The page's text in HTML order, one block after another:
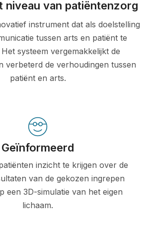
niveau van patiëntenzorg
instrument dat als doelstelling
tussen arts en patiënt te
systeem vergemakkelijkt de
verbeterd de verhoudingen tussen
patiënt en arts.
Geïnformeerd
inzicht te krijgen over de
van de gekozen ingrepen
een 3D-simulatie van het eigen
lichaam.